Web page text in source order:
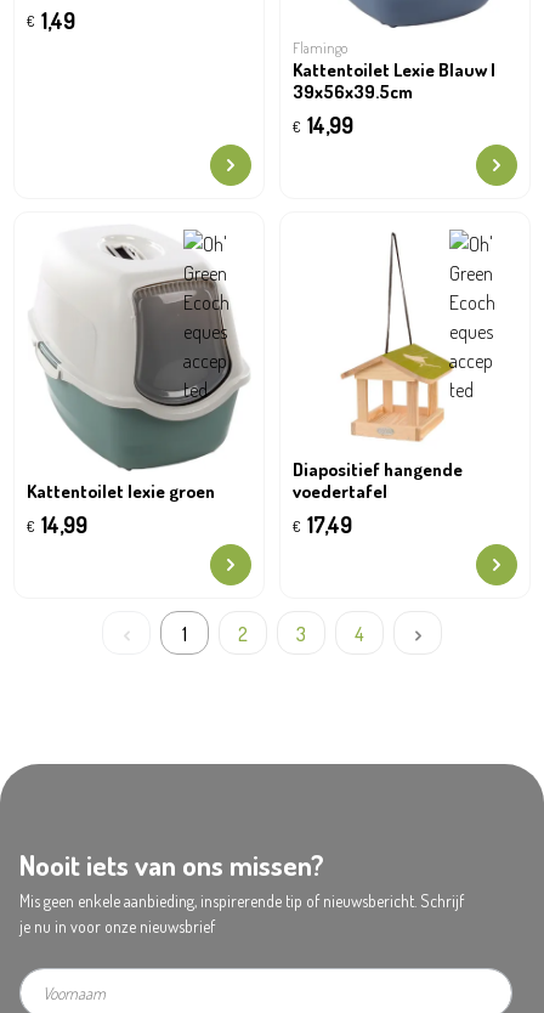
€ 1,49
Flamingo
Kattentoilet Lexie Blauw l
39x56x39.5cm
€ 14,99
Kattentoilet lexie groen
€ 14,99
Diapositief hangende
voedertafel
€ 17,49
1 2 3 4
Nooit iets van ons missen?
Mis geen enkele aanbieding, inspirerende tip of nieuwsbericht. Schrijf
je nu in voor onze nieuwsbrief